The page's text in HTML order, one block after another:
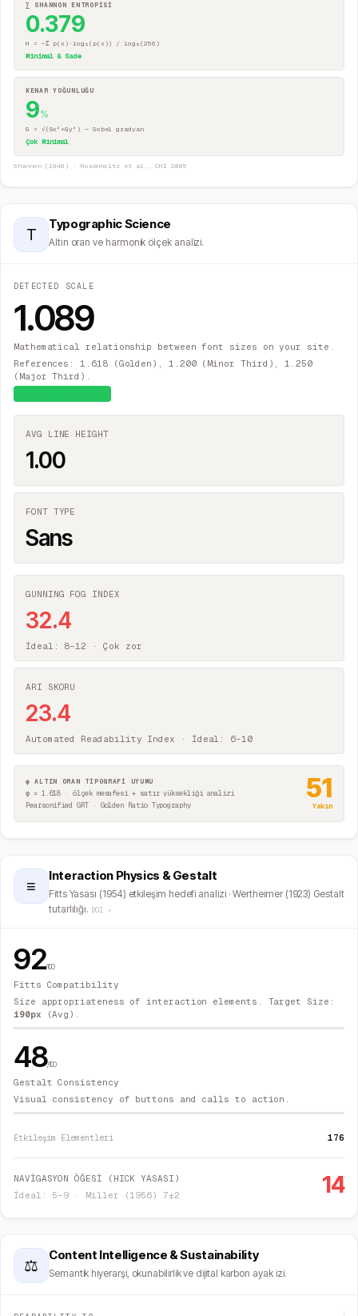
∑ SHANNON ENTROPİSİ
0.379
H = −Σ p(x)·log₂(p(x)) / log₂(256)
Minimal & Sade
KENAR YOĞUNLUĞU
9%
G = √(Gx²+Gy²) — Sobel gradyan
Çok Minimal
Shannon (1948) · Rosenholtz et al., CHI 2005
T
Typographic Science
Altın oran ve harmonik ölçek analizi.
DETECTED SCALE
1.089
Mathematical relationship between font sizes on your site.
References: 1.618 (Golden), 1.200 (Minor Third), 1.250
(Major Third).
AVG LINE HEIGHT
1.00
FONT TYPE
Sans
GUNNING FOG INDEX
32.4
İdeal: 8–12 · Çok zor
ARI SKORU
23.4
Automated Readability Index · İdeal: 6–10
φ ALTIN ORAN TİPOGRAFİ UYUMU
φ = 1.618 · ölçek mesafesi + satır yüksekliği analizi
Pearsonified GRT · Golden Ratio Typography
51
Yakın
≡
Interaction Physics & Gestalt
Fitts Yasası (1954) etkileşim hedefi analizi · Wertheimer (1923) Gestalt
tutarlılığı. DOI ↗
92/100
Fitts Compatibility
Size appropriateness of interaction elements. Target Size:
190px (Avg).
48/100
Gestalt Consistency
Visual consistency of buttons and calls to action.
Etkileşim Elementleri 176
NAVİGASYON ÖĞESİ (HICK YASASI)
İdeal: 5–9 · Miller (1956) 7±2
14
⚖
Content Intelligence & Sustainability
Semantik hiyerarşi, okunabilirlik ve dijital karbon ayak izi.